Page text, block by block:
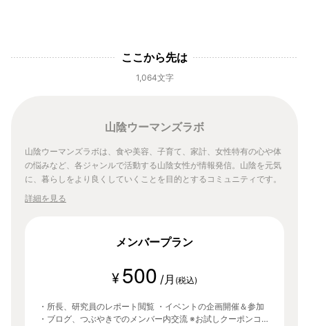
ここから先は
1,064文字
山陰ウーマンズラボ
山陰ウーマンズラボは、食や美容、子育て、家計、女性特有の心や体
の悩みなど、各ジャンルで活動する山陰女性が情報発信。山陰を元気
に、暮らしをより良くしていくことを目的とするコミュニティです。
詳細を見る
メンバープラン
¥ 500 /月 (税込)
・所長、研究員のレポート閲覧 ・イベントの企画開催＆参加
・ブログ、つぶやきでのメンバー内交流 ※お試しクーポンコー